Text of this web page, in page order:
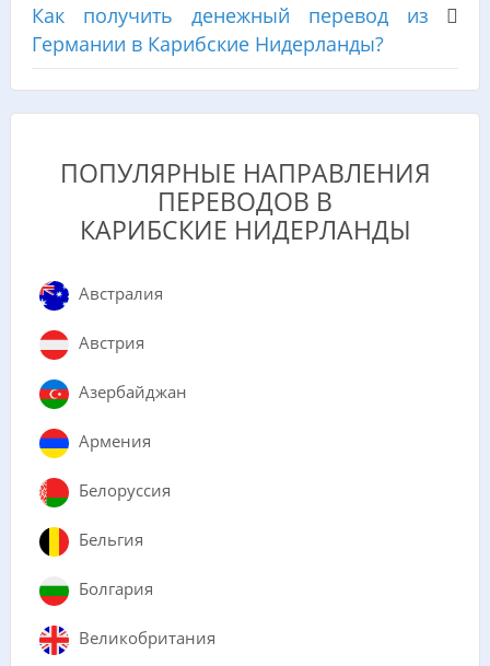
Как получить денежный перевод из
Германии в Карибские Нидерланды?
ПОПУЛЯРНЫЕ НАПРАВЛЕНИЯ
ПЕРЕВОДОВ В
КАРИБСКИЕ НИДЕРЛАНДЫ
Австралия
Австрия
Азербайджан
Армения
Белоруссия
Бельгия
Болгария
Великобритания